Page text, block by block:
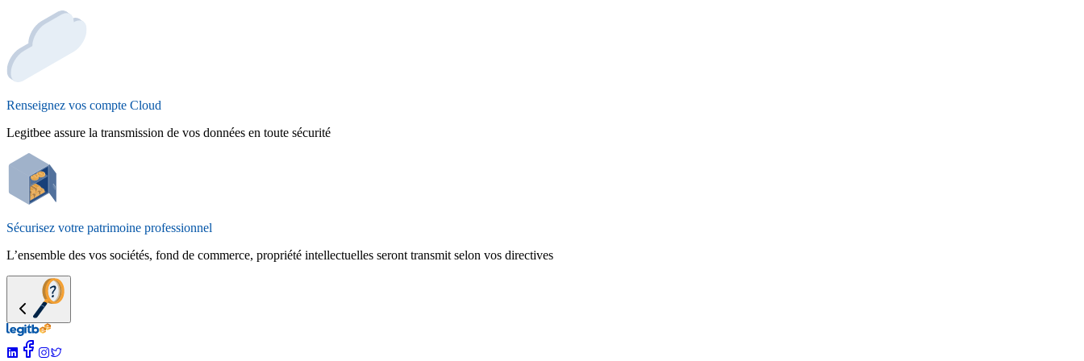
Renseignez vos compte Cloud
Legitbee assure la transmission de vos données en toute sécurité
Sécurisez votre patrimoine professionnel
L’ensemble des vos sociétés, fond de commerce, propriété intellectuelles seront transmit selon vos directives